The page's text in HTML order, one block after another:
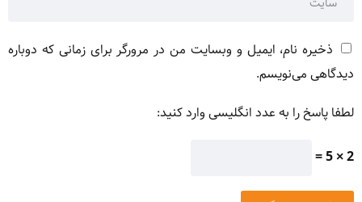
ذخیره نام، ایمیل و وبسایت من در مرورگر برای زمانی که دوباره
دیدگاهی می‌نویسم.
لطفا پاسخ را به عدد انگلیسی وارد کنید:
2 × 5 =